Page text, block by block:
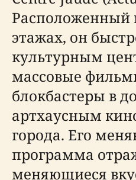
Расположенный
этажах, он
культурным
массовые
блокбастеры в
артхаусным
города. Его
программа
меняющиеся